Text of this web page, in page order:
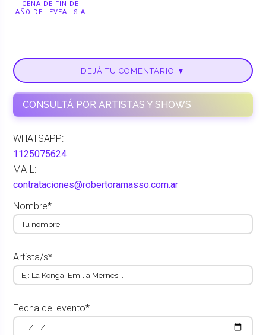
CENA DE FIN DE
AÑO DE LEVEAL S.A
DEJÁ TU COMENTARIO ▼
CONSULTÁ POR ARTISTAS Y SHOWS
WHATSAPP:
1125075624
MAIL:
contrataciones@robertoramasso.com.ar
Nombre*
Artista/s*
Fecha del evento*